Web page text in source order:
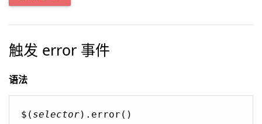
触发 error 事件
语法
$( selector).error()